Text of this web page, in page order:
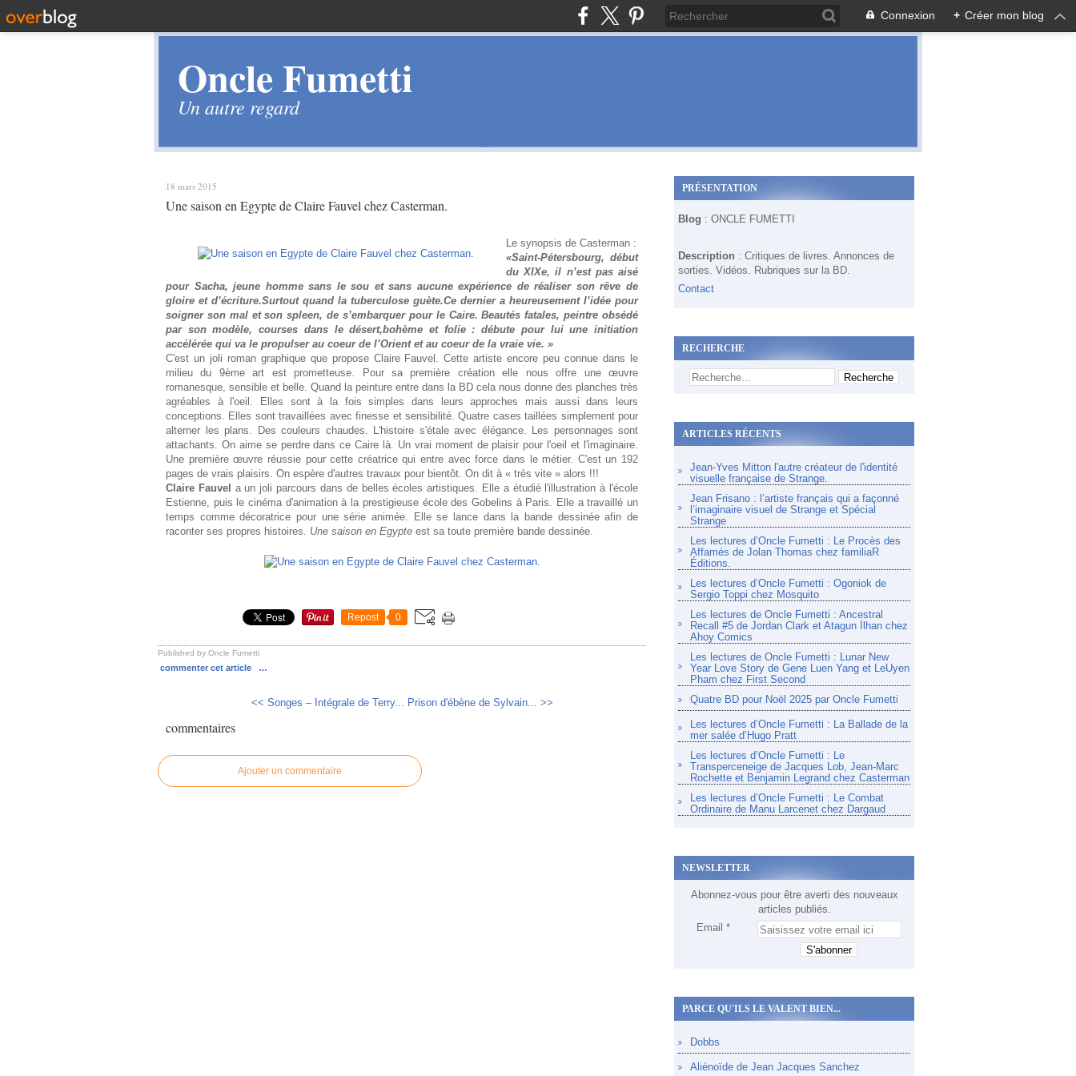
Connexion + Créer mon blog
Oncle Fumetti
Un autre regard
18 mars 2015
Une saison en Egypte de Claire Fauvel chez Casterman.
Le synopsis de Casterman :
«Saint-Pétersbourg, début
du XIXe, il n’est pas aisé
pour Sacha, jeune homme sans le sou et sans aucune expérience de réaliser son rêve de
gloire et d’écriture.Surtout quand la tuberculose guète.Ce dernier a heureusement l’idée pour
soigner son mal et son spleen, de s’embarquer pour le Caire. Beautés fatales, peintre obsédé
par son modèle, courses dans le désert,bohème et folie : débute pour lui une initiation
accélérée qui va le propulser au coeur de l’Orient et au coeur de la vraie vie. »
C'est un joli roman graphique que propose Claire Fauvel. Cette artiste encore peu connue dans le
milieu du 9ème art est prometteuse. Pour sa première création elle nous offre une œuvre
romanesque, sensible et belle. Quand la peinture entre dans la BD cela nous donne des planches très
agréables à l'oeil. Elles sont à la fois simples dans leurs approches mais aussi dans leurs
conceptions. Elles sont travaillées avec finesse et sensibilité. Quatre cases taillées simplement pour
alterner les plans. Des couleurs chaudes. L'histoire s'étale avec élégance. Les personnages sont
attachants. On aime se perdre dans ce Caire là. Un vrai moment de plaisir pour l'oeil et l'imaginaire.
Une première œuvre réussie pour cette créatrice qui entre avec force dans le métier. C'est un 192
pages de vrais plaisirs. On espère d'autres travaux pour bientôt. On dit à « très vite » alors !!!
Claire Fauvel a un joli parcours dans de belles écoles artistiques. Elle a étudié l'illustration à l'école
Estienne, puis le cinéma d'animation à la prestigieuse école des Gobelins à Paris. Elle a travaillé un
temps comme décoratrice pour une série animée. Elle se lance dans la bande dessinée afin de
raconter ses propres histoires. Une saison en Egypte est sa toute première bande dessinée.
Repost 0
Published by Oncle Fumetti
commenter cet article …
<< Songes – Intégrale de Terry... Prison d'ébène de Sylvain... >>
commentaires
Ajouter un commentaire
PRÉSENTATION
Blog : ONCLE FUMETTI
Description : Critiques de livres. Annonces de
sorties. Vidéos. Rubriques sur la BD.
Contact
RECHERCHE
ARTICLES RÉCENTS
Jean-Yves Mitton l'autre créateur de l'identité
visuelle française de Strange.
Jean Frisano : l’artiste français qui a façonné
l’imaginaire visuel de Strange et Spécial
Strange
Les lectures d’Oncle Fumetti : Le Procès des
Affamés de Jolan Thomas chez familiaR
Éditions.
Les lectures d’Oncle Fumetti : Ogoniok de
Sergio Toppi chez Mosquito
Les lectures de Oncle Fumetti : Ancestral
Recall #5 de Jordan Clark et Atagun İlhan chez
Ahoy Comics
Les lectures de Oncle Fumetti : Lunar New
Year Love Story de Gene Luen Yang et LeUyen
Pham chez First Second
Quatre BD pour Noël 2025 par Oncle Fumetti
Les lectures d’Oncle Fumetti : La Ballade de la
mer salée d’Hugo Pratt
Les lectures d’Oncle Fumetti : Le
Transperceneige de Jacques Lob, Jean-Marc
Rochette et Benjamin Legrand chez Casterman
Les lectures d’Oncle Fumetti : Le Combat
Ordinaire de Manu Larcenet chez Dargaud
NEWSLETTER
Abonnez-vous pour être averti des nouveaux
articles publiés.
Email
PARCE QU'ILS LE VALENT BIEN...
Dobbs
Aliénoïde de Jean Jacques Sanchez